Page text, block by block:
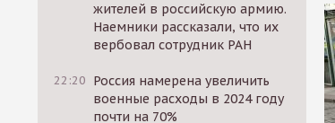
жителей в российскую армию.
Наемники рассказали, что их
вербовал сотрудник РАН
22:20 Россия намерена увеличить
военные расходы в 2024 году
почти на 70%